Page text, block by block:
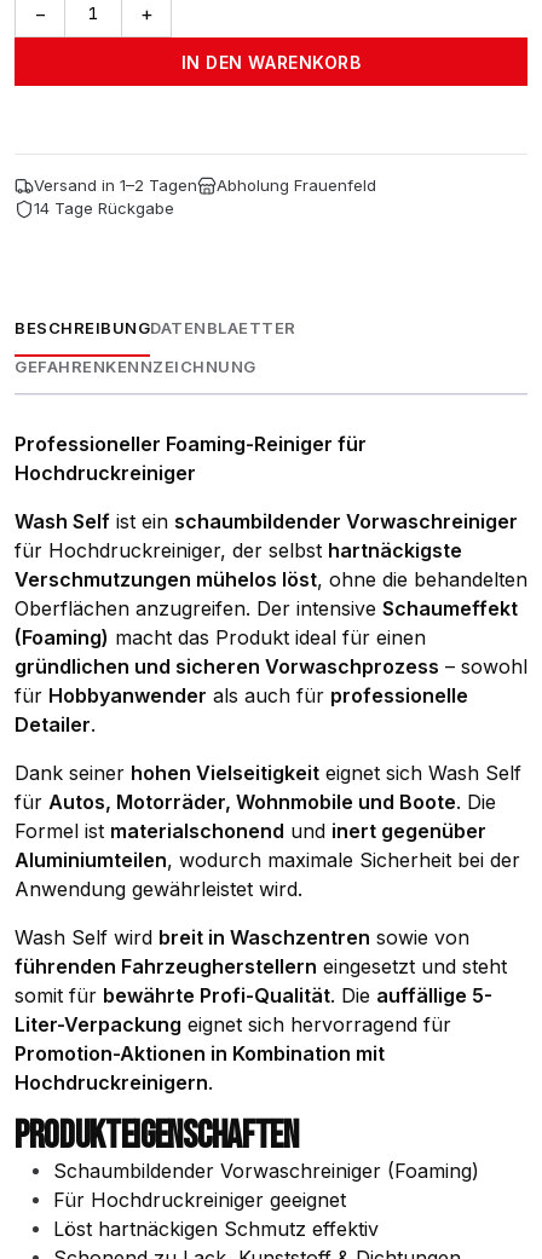
−
Liter
Menge
+
IN DEN WARENKORB
Versand in 1–2 Tagen
Abholung Frauenfeld
14 Tage Rückgabe
BESCHREIBUNGDATENBLAETTER
GEFAHRENKENNZEICHNUNG
Professioneller Foaming-Reiniger für
Hochdruckreiniger
Wash Self ist ein schaumbildender Vorwaschreiniger
für Hochdruckreiniger, der selbst hartnäckigste
Verschmutzungen mühelos löst, ohne die behandelten
Oberflächen anzugreifen. Der intensive Schaumeffekt
(Foaming) macht das Produkt ideal für einen
gründlichen und sicheren Vorwaschprozess – sowohl
für Hobbyanwender als auch für professionelle
Detailer.
Dank seiner hohen Vielseitigkeit eignet sich Wash Self
für Autos, Motorräder, Wohnmobile und Boote. Die
Formel ist materialschonend und inert gegenüber
Aluminiumteilen, wodurch maximale Sicherheit bei der
Anwendung gewährleistet wird.
Wash Self wird breit in Waschzentren sowie von
führenden Fahrzeugherstellern eingesetzt und steht
somit für bewährte Profi-Qualität. Die auffällige 5-
Liter-Verpackung eignet sich hervorragend für
Promotion-Aktionen in Kombination mit
Hochdruckreinigern.
PRODUKTEIGENSCHAFTEN
Schaumbildender Vorwaschreiniger (Foaming)
Für Hochdruckreiniger geeignet
Löst hartnäckigen Schmutz effektiv